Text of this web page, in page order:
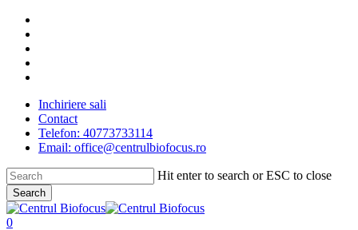
Skip
main
content
Inchiriere sali
Contact
Telefon: 40773733114
Email: office@centrulbiofocus.ro
Hit enter to search or ESC to close
Search
Close
Search
search
0